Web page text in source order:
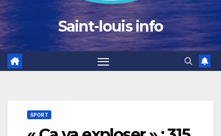
Saint-louis info
SPORT